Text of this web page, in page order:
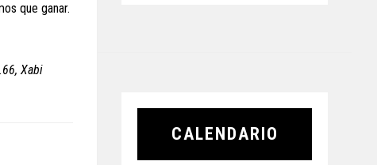
que ganar.
Xabi
CALENDARIO